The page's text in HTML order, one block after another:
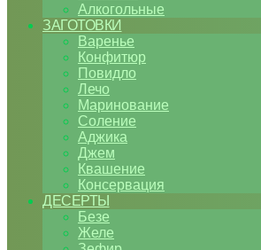
Алкогольные
ЗАГОТОВКИ
Варенье
Конфитюр
Повидло
Лечо
Маринование
Соление
Аджика
Джем
Квашение
Консервация
ДЕСЕРТЫ
Безе
Желе